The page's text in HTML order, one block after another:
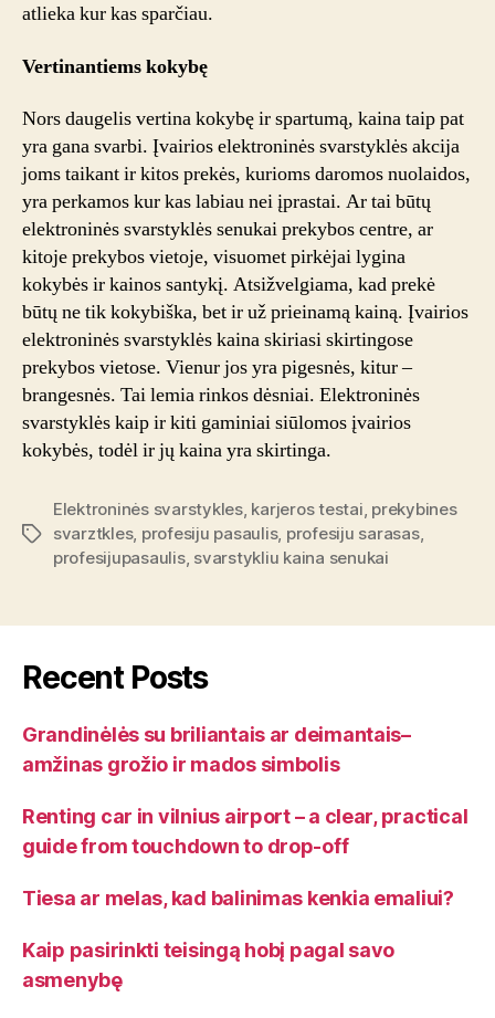
atlieka kur kas sparčiau.
Vertinantiems kokybę
Nors daugelis vertina kokybę ir spartumą, kaina taip pat
yra gana svarbi. Įvairios elektroninės svarstyklės akcija
joms taikant ir kitos prekės, kurioms daromos nuolaidos,
yra perkamos kur kas labiau nei įprastai. Ar tai būtų
elektroninės svarstyklės senukai prekybos centre, ar
kitoje prekybos vietoje, visuomet pirkėjai lygina
kokybės ir kainos santykį. Atsižvelgiama, kad prekė
būtų ne tik kokybiška, bet ir už prieinamą kainą. Įvairios
elektroninės svarstyklės kaina skiriasi skirtingose
prekybos vietose. Vienur jos yra pigesnės, kitur –
brangesnės. Tai lemia rinkos dėsniai. Elektroninės
svarstyklės kaip ir kiti gaminiai siūlomos įvairios
kokybės, todėl ir jų kaina yra skirtinga.
Tags
Elektroninės svarstykles, karjeros testai, prekybines
svarztkles, profesiju pasaulis, profesiju sarasas,
profesijupasaulis, svarstykliu kaina senukai
Recent Posts
Grandinėlės su briliantais ar deimantais–
amžinas grožio ir mados simbolis
Renting car in vilnius airport – a clear, practical
guide from touchdown to drop-off
Tiesa ar melas, kad balinimas kenkia emaliui?
Kaip pasirinkti teisingą hobį pagal savo
asmenybę